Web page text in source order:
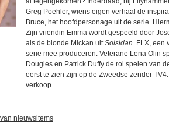
Greg Poehler, wiens eigen verhaal de
Bruce, het hoofdpersonage uit de serie.
Zijn vriendin Emma wordt gespeeld door
als de blonde Mickan uitSolsidan. FLX, een
serie mee produceren. Veterane Lena Olin
Dougles en Patrick Duffy de rol spelen van
eerst te zien zijn op de Zweedse zender
verkoop.
nieuwsitems